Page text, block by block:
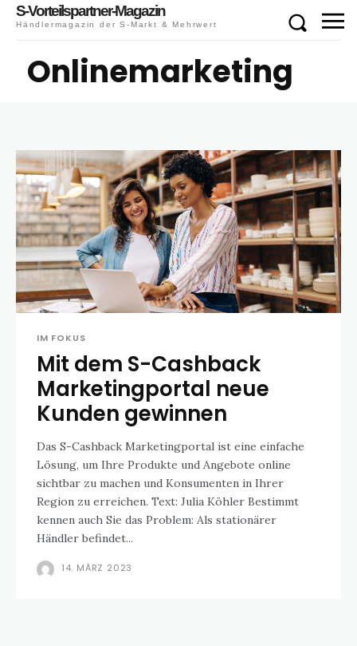
S-Vorteilspartner-Magazin
Händlermagazin der S-Markt & Mehrwert
Onlinemarketing
IM FOKUS
Mit dem S-Cashback
Marketingportal neue
Kunden gewinnen
Das S-Cashback Marketingportal ist eine einfache
Lösung, um Ihre Produkte und Angebote online
sichtbar zu machen und Konsumenten in Ihrer
Region zu erreichen. Text: Julia Köhler Bestimmt
kennen auch Sie das Problem: Als stationärer
Händler befindet...
14. MÄRZ 2023